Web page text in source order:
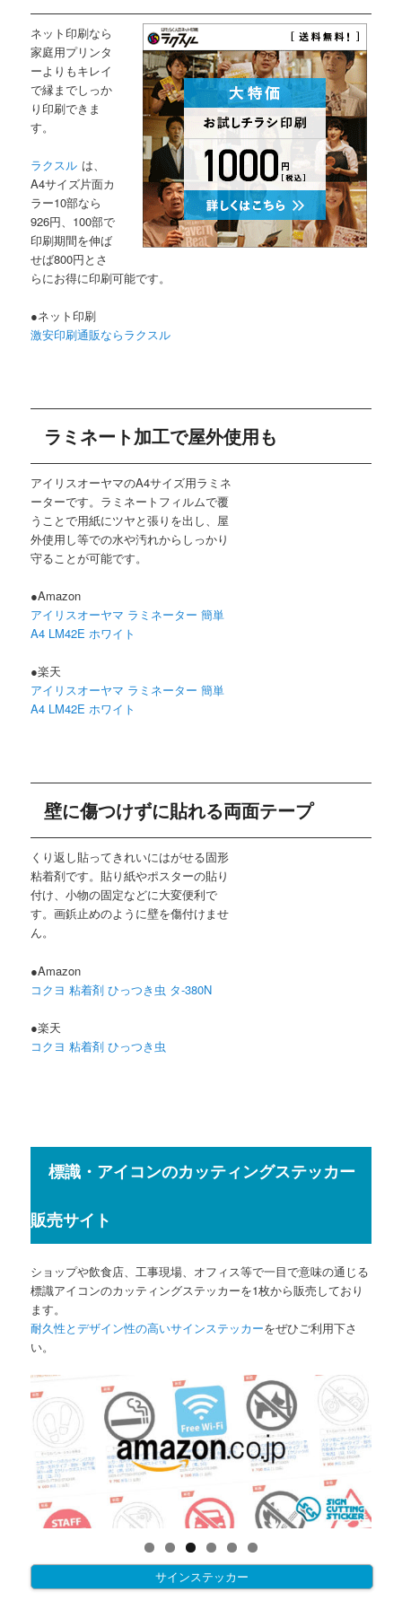
ネット印刷なら
家庭用プリンタ
ーよりもキレイ
で縁までしっか
り印刷できま
す。
ラクスル は、
A4サイズ片面カ
ラー10部なら
926円、100部で
印刷期間を伸ば
せば800円とさ
らにお得に印刷可能です。
●ネット印刷
激安印刷通販ならラクスル
ラミネート加工で屋外使用も
アイリスオーヤマのA4サイズ用ラミネ
ーターです。ラミネートフィルムで覆
うことで用紙にツヤと張りを出し、屋
外使用し等での水や汚れからしっかり
守ることが可能です。
●Amazon
アイリスオーヤマ ラミネーター 簡単
A4 LM42E ホワイト
●楽天
アイリスオーヤマ ラミネーター 簡単
A4 LM42E ホワイト
壁に傷つけずに貼れる両面テープ
くり返し貼ってきれいにはがせる固形
粘着剤です。貼り紙やポスターの貼り
付け、小物の固定などに大変便利で
す。画鋲止めのように壁を傷付けませ
ん。
●Amazon
コクヨ 粘着剤 ひっつき虫 タ-380N
●楽天
コクヨ 粘着剤 ひっつき虫
標識・アイコンのカッティングステッカー
販売サイト
ショップや飲食店、工事現場、オフィス等で一目で意味の通じる
標識アイコンのカッティングステッカーを1枚から販売しており
ます。
耐久性とデザイン性の高いサインステッカーをぜひご利用下さ
い。
サインステッカー